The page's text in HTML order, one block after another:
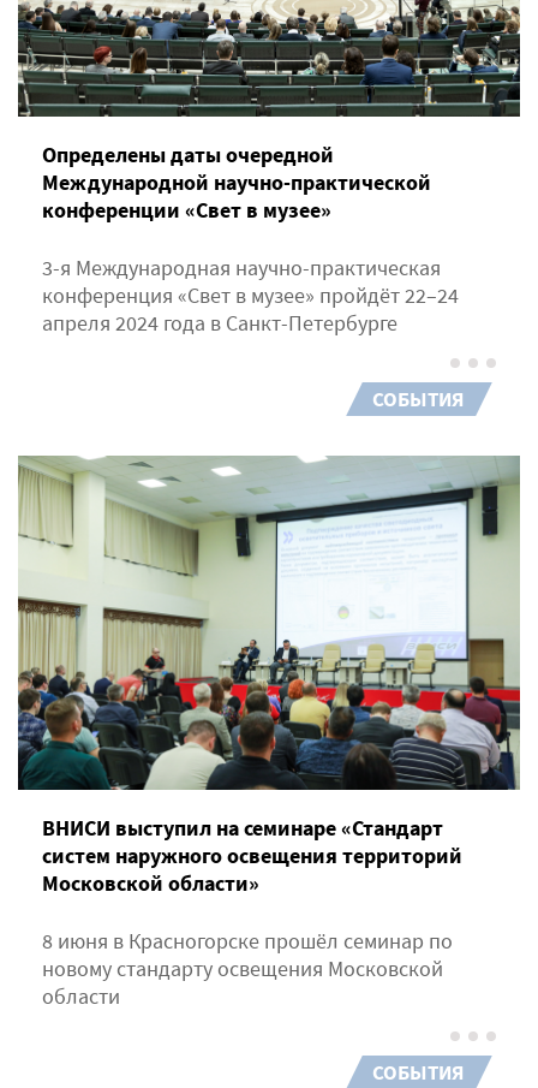
Определены даты очередной
Международной научно-практической
конференции «Свет в музее»
3-я Международная научно-практическая
конференция «Свет в музее» пройдёт 22–24
апреля 2024 года в Санкт-Петербурге
СОБЫТИЯ
ВНИСИ выступил на семинаре «Стандарт
систем наружного освещения территорий
Московской области»
8 июня в Красногорске прошёл семинар по
новому стандарту освещения Московской
области
СОБЫТИЯ